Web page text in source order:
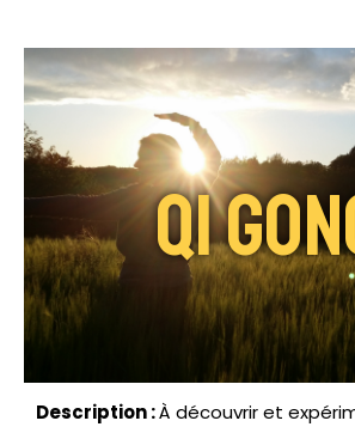
Qi
Description :À découvrir et